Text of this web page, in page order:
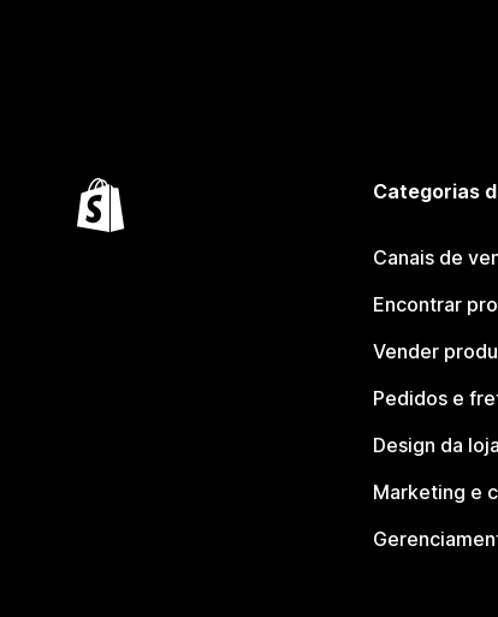
Categorias
Canais de
Encontrar
Vender
Pedidos e
Design da loja
Marketing e